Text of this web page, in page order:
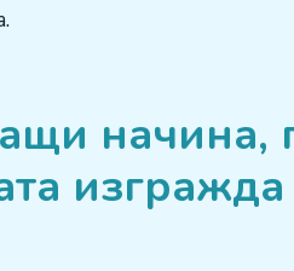
начина,